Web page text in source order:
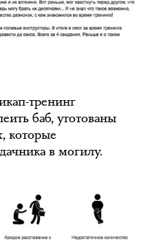
тренинг
баб, уготованы
которые
в могилу.